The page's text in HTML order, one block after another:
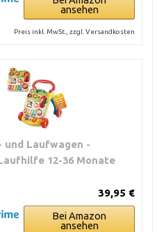
ansehen
Preis inkl. MwSt., zzgl. Versandkosten
und Laufwagen -
12-36 Monate
39,95 €
Bei Amazon
ansehen